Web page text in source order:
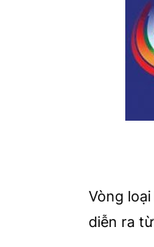
Vòng
diễn ra